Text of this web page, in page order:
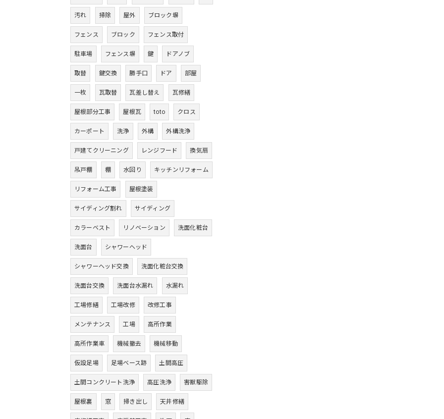
汚れ 掃除 屋外 ブロック塀
フェンス ブロック フェンス取付
駐車場 フェンス塀 鍵 ドアノブ
取替 鍵交換 勝手口 ドア 部屋
一枚 瓦取替 瓦差し替え 瓦修繕
屋根部分工事 屋根瓦 toto クロス
カーポート 洗浄 外構 外構洗浄
戸建てクリーニング レンジフード 換気扇
吊戸棚 棚 水回り キッチンリフォーム
リフォーム工事 屋根塗装
サイディング割れ サイディング
カラーベスト リノベーション 洗面化粧台
洗面台 シャワーヘッド
シャワーヘッド交換 洗面化粧台交換
洗面台交換 洗面台水漏れ 水漏れ
工場修繕 工場改修 改修工事
メンテナンス 工場 高所作業
高所作業車 機械撤去 機械移動
仮設足場 足場ベース跡 土間高圧
土間コンクリート洗浄 高圧洗浄 害獣駆除
屋根裏 窓 掃き出し 天井修繕